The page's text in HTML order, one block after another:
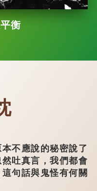
衡
不應說的秘密說了
吐真言，我們都會
句話與鬼怪有何關